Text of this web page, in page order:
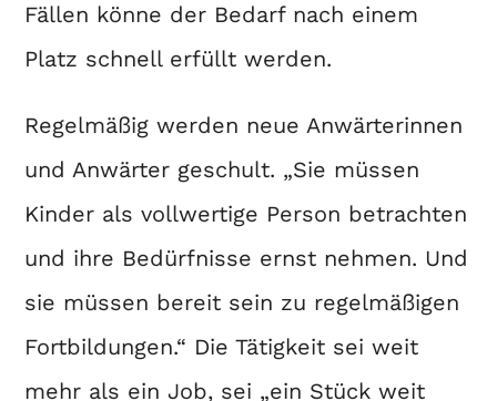
Fällen könne der Bedarf nach einem
Platz schnell erfüllt werden.
Regelmäßig werden neue Anwärterinnen
und Anwärter geschult. „Sie müssen
Kinder als vollwertige Person betrachten
und ihre Bedürfnisse ernst nehmen. Und
sie müssen bereit sein zu regelmäßigen
Fortbildungen.“ Die Tätigkeit sei weit
mehr als ein Job, sei „ein Stück weit